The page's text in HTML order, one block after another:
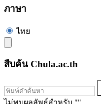
ภาษา
ไทย
สืบค้น Chula.ac.th